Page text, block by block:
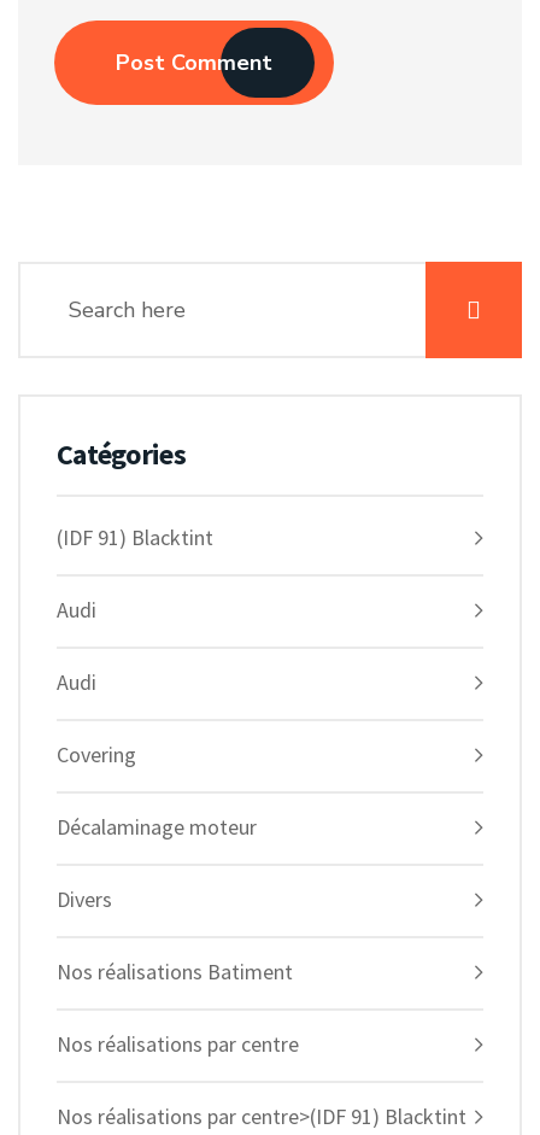
Post Comment
Catégories
(IDF 91) Blacktint
Audi
Audi
Covering
Décalaminage moteur
Divers
Nos réalisations Batiment
Nos réalisations par centre
Nos réalisations par centre>(IDF 91) Blacktint